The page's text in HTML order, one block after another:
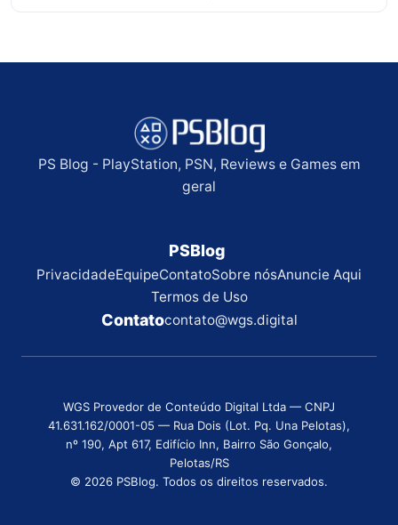
PS Blog - PlayStation, PSN, Reviews e Games em
geral
PSBlog
PrivacidadeEquipeContatoSobre nósAnuncie Aqui
Termos de Uso
Contatocontato@wgs.digital
WGS Provedor de Conteúdo Digital Ltda — CNPJ
41.631.162/0001-05 — Rua Dois (Lot. Pq. Una Pelotas),
nº 190, Apt 617, Edifício Inn, Bairro São Gonçalo,
Pelotas/RS
© 2026 PSBlog. Todos os direitos reservados.